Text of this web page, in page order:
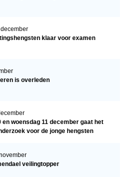
klaar voor examen
is overleden
en woensdag 11 december gaat het
voor de jonge hengsten
veilingtopper